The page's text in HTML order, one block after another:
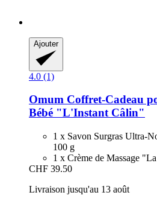
Ajouter
4.0 (1)
Omum Coffret-​Cadeau
Bébé "L'Instant Câlin"
1 x Savon Surgras Ultra-
100 g
1 x Crème de Massage
CHF 39.50
Livraison jusqu'au 13 août